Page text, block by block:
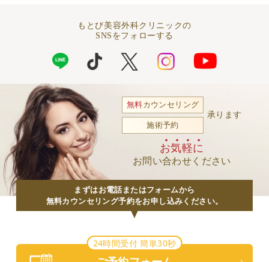
もとび美容外科クリニックの
SNSをフォローする
無料カウンセリング
施術予約
承ります
お気軽に
お問い合わせください
まずはお電話またはフォームから
無料カウンセリング予約をお申し込みください。
24時間受付 簡単30秒